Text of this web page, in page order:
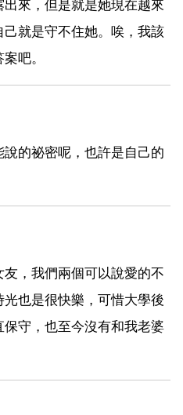
來，但是就是她現在越來
就是守不住她。唉，我該
吧。
的祕密呢，也許是自己的
，我們兩個可以說愛的不
也是很快樂，可惜大學後
守，也至今沒有和我老婆